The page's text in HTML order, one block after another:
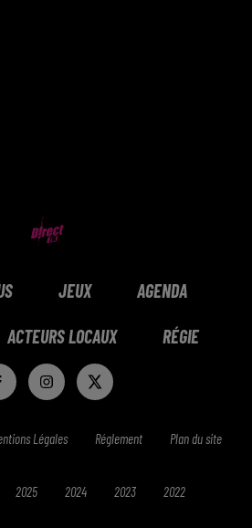
JEUX AGENDA
ACTEURS LOCAUX RÉGIE
Légales Réglement Plan du site
2025 2024 2023 2022